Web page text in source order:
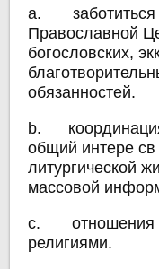
a. заботиться
Православной
богословских,
обязанностей.
b. координация
общий интере
литургической
массовой
c. отношения с
религиями.